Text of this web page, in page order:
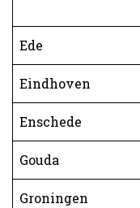
Ede
Eindhoven
Enschede
Gouda
Groningen